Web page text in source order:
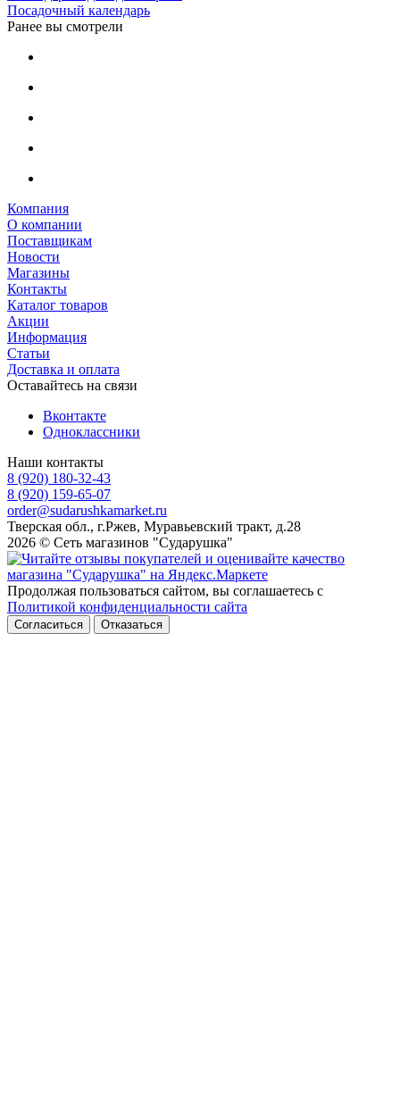
Посадочный календарь
Ранее вы смотрели
Компания
О компании
Поставщикам
Новости
Магазины
Контакты
Каталог товаров
Акции
Информация
Статьи
Доставка и оплата
Оставайтесь на связи
Вконтакте
Одноклассники
Наши контакты
8 (920) 180-32-43
8 (920) 159-65-07
order@sudarushkamarket.ru
Тверская обл., г.Ржев, Муравьевский тракт, д.28
2026 © Сеть магазинов "Сударушка"
Продолжая пользоваться сайтом, вы соглашаетесь с
Политикой конфиденциальности сайта
Согласиться Отказаться